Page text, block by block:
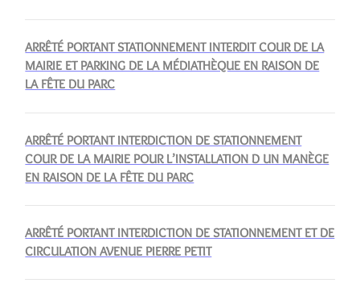
ARRÊTÉ PORTANT STATIONNEMENT INTERDIT COUR DE LA
MAIRIE ET PARKING DE LA MÉDIATHÈQUE EN RAISON DE
LA FÊTE DU PARC
ARRÊTÉ PORTANT INTERDICTION DE STATIONNEMENT
COUR DE LA MAIRIE POUR L’INSTALLATION D UN MANÈGE
EN RAISON DE LA FÊTE DU PARC
ARRÊTÉ PORTANT INTERDICTION DE STATIONNEMENT ET DE
CIRCULATION AVENUE PIERRE PETIT